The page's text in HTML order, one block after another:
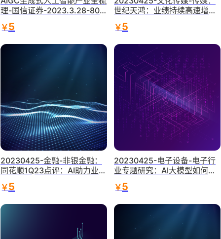
理-国信证券-2023.3.28-80
￥5
世纪天鸿：业绩持续高速增
线-天风证券
￥5
20230425-金融-非银金融：
同花顺1Q23点评：AI助力业绩
￥5
20230425-电子设备-电子行
业专题研究：AI大模型如何赋
￥5